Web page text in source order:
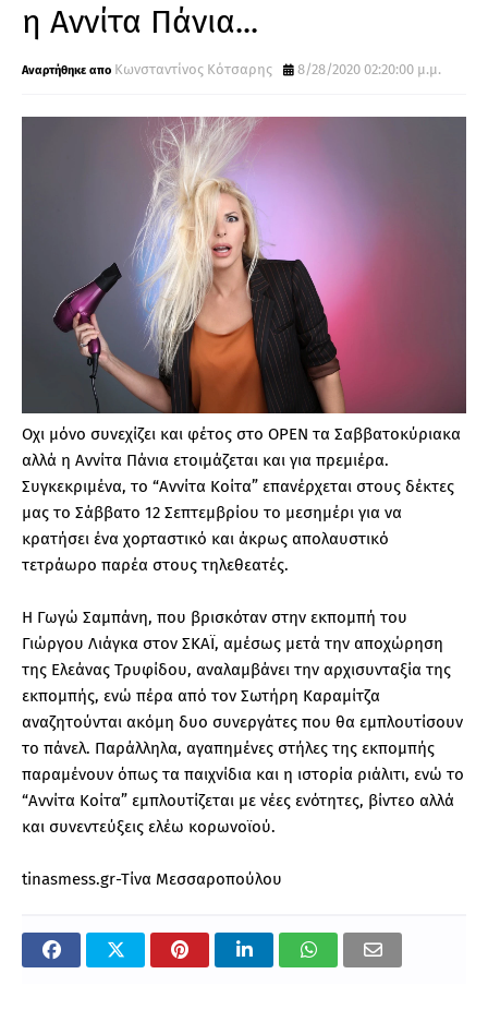
η Αννίτα Πάνια...
Κωνσταντίνος Κότσαρης 8/28/2020 02:20:00 μ.μ.
Oχι μόνο συνεχίζει και φέτος στο OPEN τα Σαββατοκύριακα
αλλά η Αννίτα Πάνια ετοιμάζεται και για πρεμιέρα.
Συγκεκριμένα, το “Αννίτα Κοίτα” επανέρχεται στους δέκτες
μας το Σάββατο 12 Σεπτεμβρίου το μεσημέρι για να
κρατήσει ένα χορταστικό και άκρως απολαυστικό
τετράωρο παρέα στους τηλεθεατές.
Η Γωγώ Σαμπάνη, που βρισκόταν στην εκπομπή του
Γιώργου Λιάγκα στον ΣΚΑΪ, αμέσως μετά την αποχώρηση
της Ελεάνας Τρυφίδου, αναλαμβάνει την αρχισυνταξία της
εκπομπής, ενώ πέρα από τον Σωτήρη Καραμίτζα
αναζητούνται ακόμη δυο συνεργάτες που θα εμπλουτίσουν
το πάνελ. Παράλληλα, αγαπημένες στήλες της εκπομπής
παραμένουν όπως τα παιχνίδια και η ιστορία ριάλιτι, ενώ το
“Αννίτα Κοίτα” εμπλουτίζεται με νέες ενότητες, βίντεο αλλά
και συνεντεύξεις ελέω κορωνοϊού.
tinasmess.gr-Tίνα Μεσσαροπούλου